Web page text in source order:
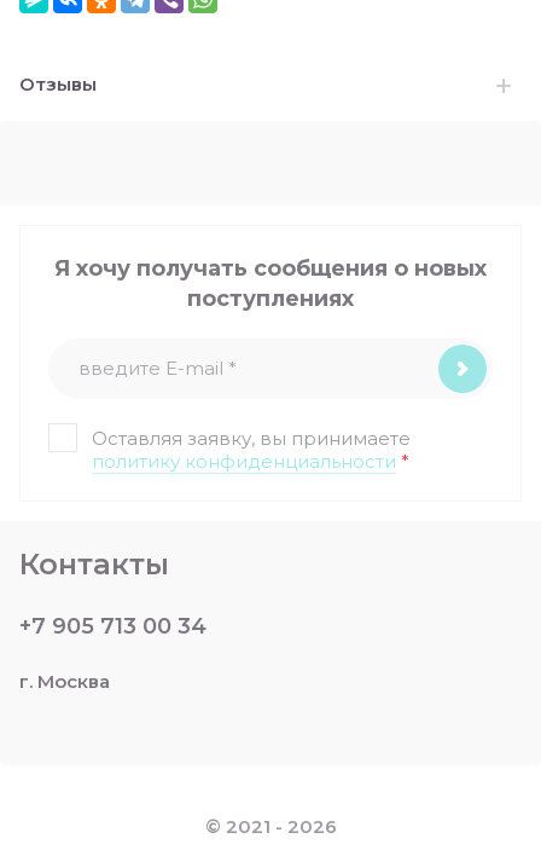
Отзывы
Контакты
+7 905 713 00 34
г. Москва
Я хочу получать сообщения о новых
поступлениях
Оставляя заявку, вы принимаете
политику конфиденциальности *
© 2021 - 2026